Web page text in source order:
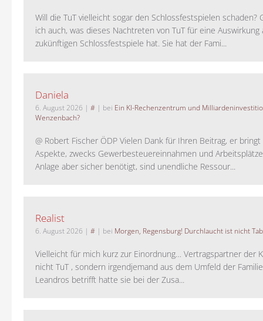
Will die TuT vielleicht sogar den Schlossfestspielen schaden?
ich auch, was dieses Nachtreten von TuT für eine Auswirkung
zukünftigen Schlossfestspiele hat. Sie hat der Fami...
Daniela
6. August 2026 | # | bei Ein KI-Rechenzentrum und
Wenzenbach?
@ Robert Fischer ÖDP Vielen Dank für Ihren Beitrag, er
Aspekte, zwecks Gewerbesteuereinnahmen und
Anlage aber sicher benötigt, sind unendliche Ressour...
Realist
6. August 2026 | # | bei Morgen, Regensburg! Durchlaucht ist nicht
Vielleicht für mich kurz zur Einordnung… Vertragspartner der
nicht TuT , sondern irgendjemand aus dem Umfeld der
Leandros betrifft hatte sie bei der Zusa...